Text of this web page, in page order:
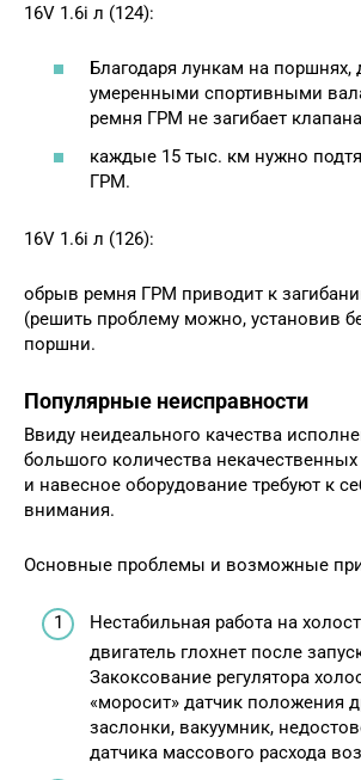
16V 1.6і л (124):
Благодаря лункам на поршнях,
умеренными спортивными
ремня ГРМ не загибает
каждые 15 тыс. км нужно
ГРМ.
16V 1.6і л (126):
обрыв ремня ГРМ приводит к
(решить проблему можно, установив
поршни.
Популярные неисправности
Ввиду неидеального качества
большого количества
и навесное оборудование требуют к
внимания.
Основные проблемы и возможные
Нестабильная работа на
двигатель глохнет после
Закоксование регулятора
«моросит» датчик положения
заслонки, вакуумник,
датчика массового расхода